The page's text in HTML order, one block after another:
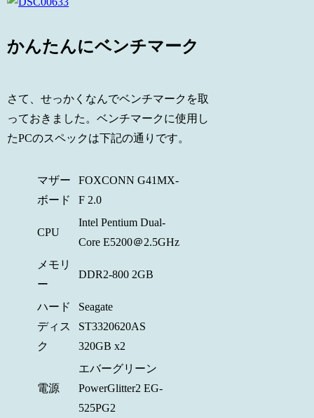
かんたんにベンチマーク
さて、せっかくなんでベンチマークを取
っておきました。ベンチマークに使用し
たPCのスペックは下記の通りです。
マザー
ボード
FOXCONN G41MX-
F 2.0
CPU
Intel Pentium Dual-
Core E5200＠2.5GHz
メモリ
ー
DDR2-800 2GB
ハード
ディス
ク
Seagate
ST3320620AS
320GB x2
電源
エバーグリーン
PowerGlitter2 EG-
525PG2